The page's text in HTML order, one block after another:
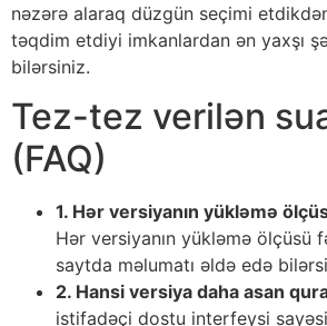
nəzərə alaraq düzgün seçimi
təqdim etdiyi imkanlardan ən yaxşı
bilərsiniz.
Tez-tez verilən
(FAQ)
1. Hər versiyanın yükləmə
Hər versiyanın yükləmə ölçüsü
saytda məlumatı əldə edə
2. Hansi versiya daha asan
istifadəçi dostu interfeysi